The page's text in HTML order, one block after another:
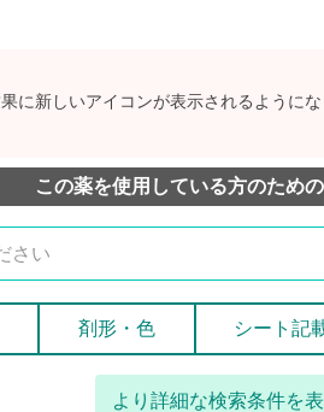
に新しいアイコンが表示されるようにな
この薬を使用している方のための
剤形・色 シート記
より詳細な検索条件を